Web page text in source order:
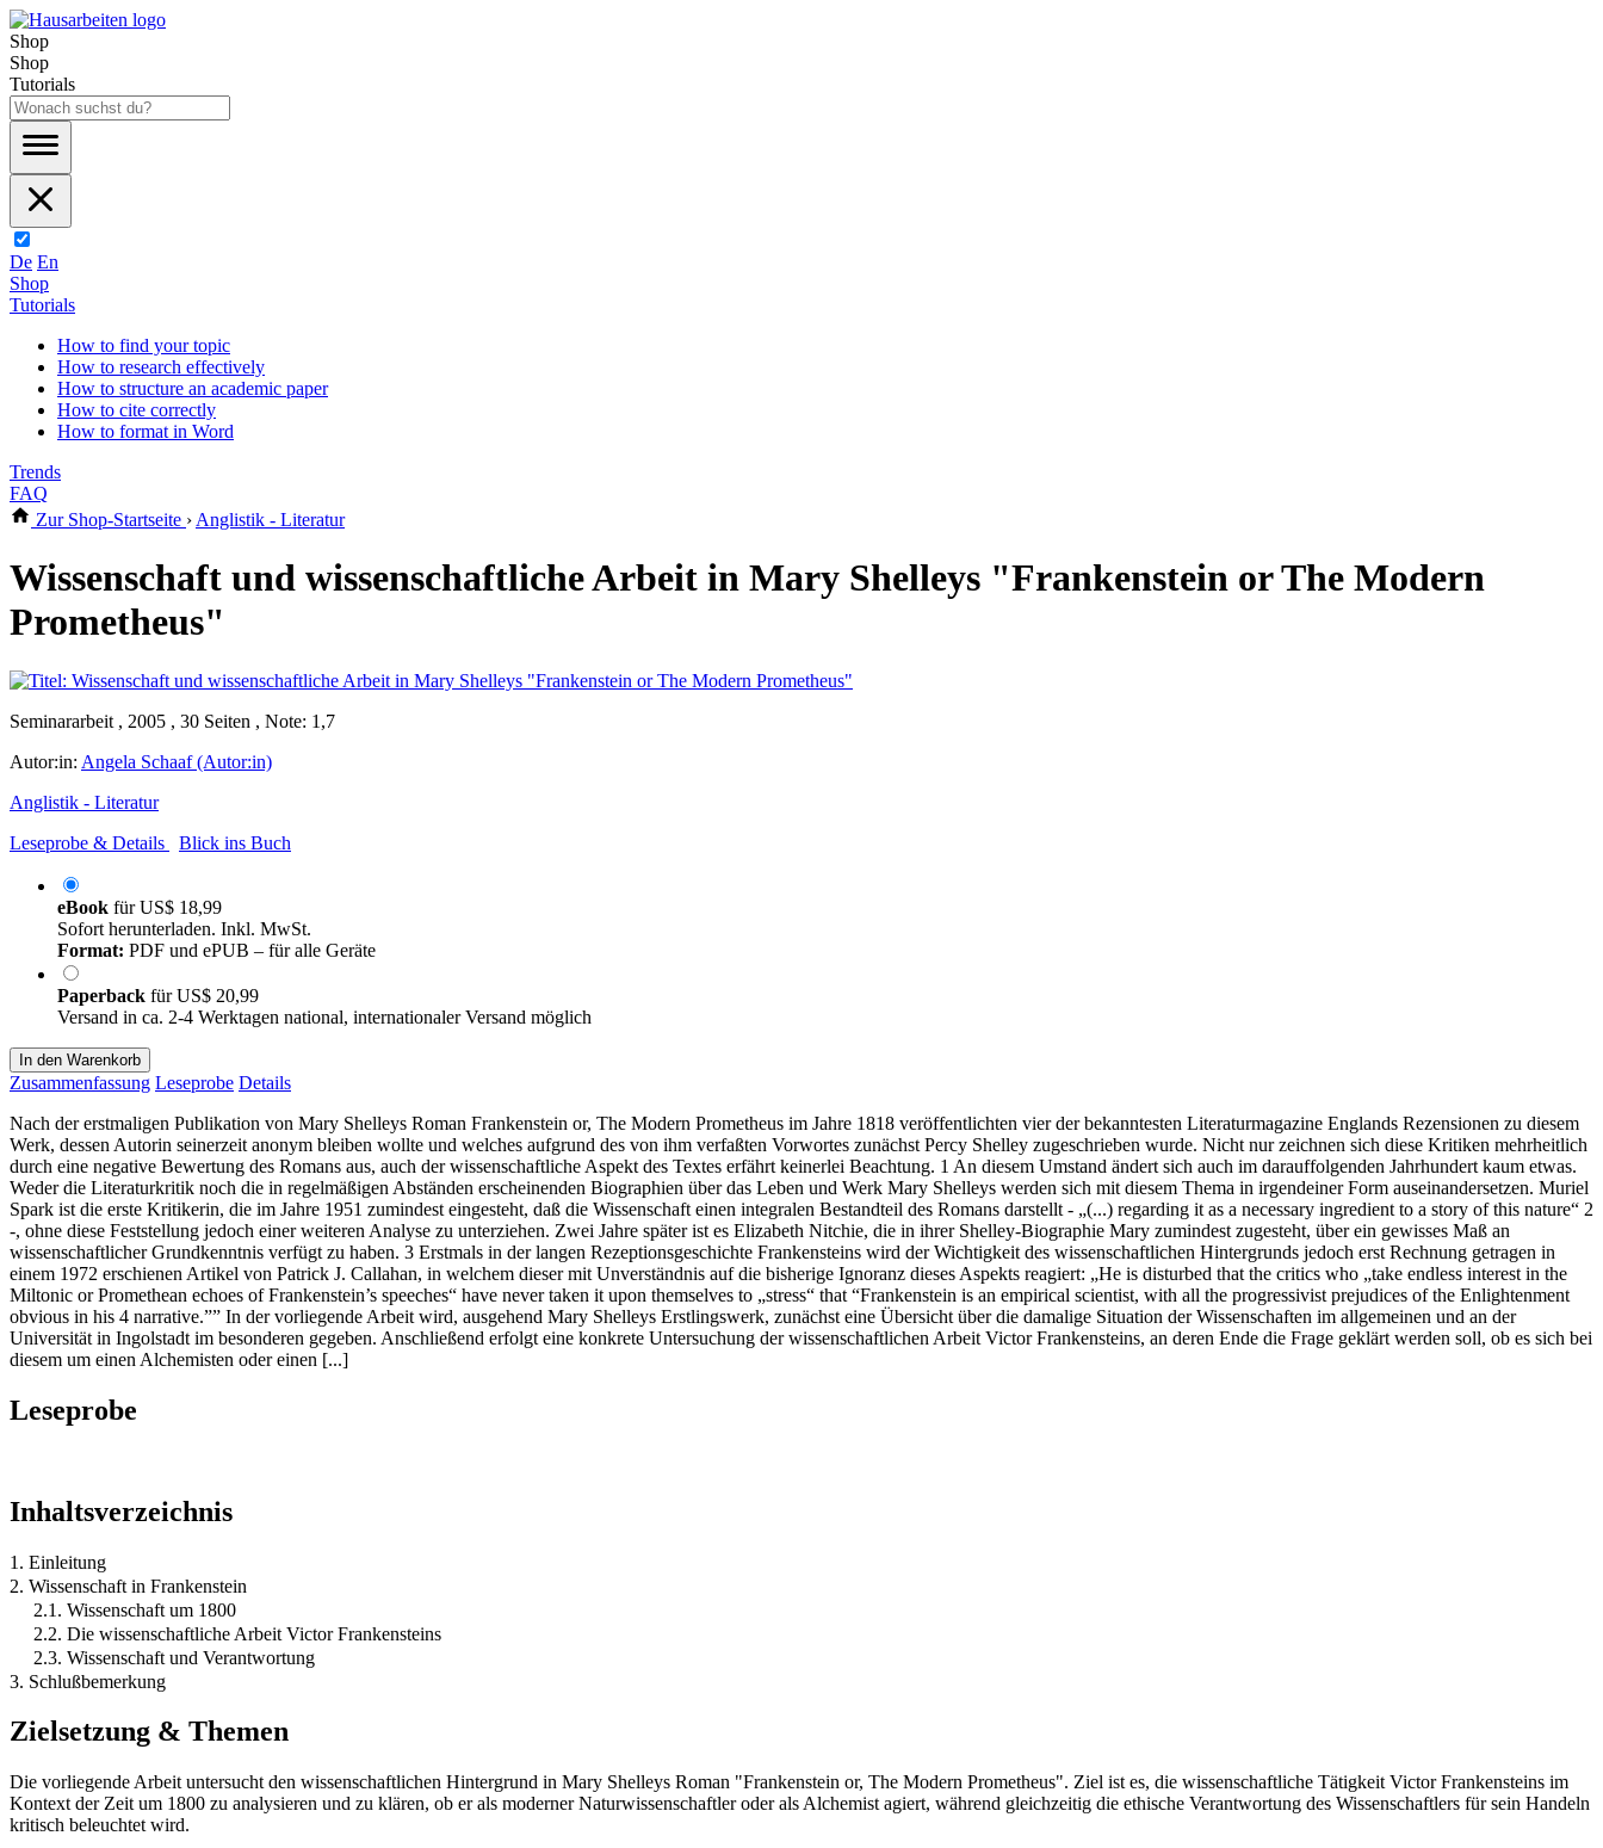
Shop
Shop
Tutorials
De En
Shop
Tutorials
How to find your topic
How to research effectively
How to structure an academic paper
How to cite correctly
How to format in Word
Trends
FAQ
Zur Shop-Startseite › Anglistik - Literatur
Wissenschaft und wissenschaftliche Arbeit in Mary Shelleys "Frankenstein or The Modern
Prometheus"
Seminararbeit , 2005 , 30 Seiten , Note: 1,7
Autor:in: Angela Schaaf (Autor:in)
Anglistik - Literatur
Leseprobe & Details
Blick ins Buch
eBook fürUS$ 18,99
Sofort herunterladen. Inkl. MwSt.
Format: PDF und ePUB – für alle Geräte
Paperback fürUS$ 20,99
Versand in ca. 2-4 Werktagen national, internationaler Versand möglich
In den Warenkorb
Zusammenfassung Leseprobe Details
Nach der erstmaligen Publikation von Mary Shelleys Roman Frankenstein or, The Modern Prometheus im Jahre 1818 veröffentlichten vier der bekanntesten Literaturmagazine Englands Rezensionen zu diesem
Werk, dessen Autorin seinerzeit anonym bleiben wollte und welches aufgrund des von ihm verfaßten Vorwortes zunächst Percy Shelley zugeschrieben wurde. Nicht nur zeichnen sich diese Kritiken mehrheitlich
durch eine negative Bewertung des Romans aus, auch der wissenschaftliche Aspekt des Textes erfährt keinerlei Beachtung. 1 An diesem Umstand ändert sich auch im darauffolgenden Jahrhundert kaum etwas.
Weder die Literaturkritik noch die in regelmäßigen Abständen erscheinenden Biographien über das Leben und Werk Mary Shelleys werden sich mit diesem Thema in irgendeiner Form auseinandersetzen. Muriel
Spark ist die erste Kritikerin, die im Jahre 1951 zumindest eingesteht, daß die Wissenschaft einen integralen Bestandteil des Romans darstellt - „(...) regarding it as a necessary ingredient to a story of this nature“ 2
-, ohne diese Feststellung jedoch einer weiteren Analyse zu unterziehen. Zwei Jahre später ist es Elizabeth Nitchie, die in ihrer Shelley-Biographie Mary zumindest zugesteht, über ein gewisses Maß an
wissenschaftlicher Grundkenntnis verfügt zu haben. 3 Erstmals in der langen Rezeptionsgeschichte Frankensteins wird der Wichtigkeit des wissenschaftlichen Hintergrunds jedoch erst Rechnung getragen in
einem 1972 erschienen Artikel von Patrick J. Callahan, in welchem dieser mit Unverständnis auf die bisherige Ignoranz dieses Aspekts reagiert: „He is disturbed that the critics who „take endless interest in the
Miltonic or Promethean echoes of Frankenstein’s speeches“ have never taken it upon themselves to „stress“ that “Frankenstein is an empirical scientist, with all the progressivist prejudices of the Enlightenment
obvious in his 4 narrative.”” In der vorliegende Arbeit wird, ausgehend Mary Shelleys Erstlingswerk, zunächst eine Übersicht über die damalige Situation der Wissenschaften im allgemeinen und an der
Universität in Ingolstadt im besonderen gegeben. Anschließend erfolgt eine konkrete Untersuchung der wissenschaftlichen Arbeit Victor Frankensteins, an deren Ende die Frage geklärt werden soll, ob es sich bei
diesem um einen Alchemisten oder einen [...]
Leseprobe
Inhaltsverzeichnis
1. Einleitung
2. Wissenschaft in Frankenstein
2.1. Wissenschaft um 1800
2.2. Die wissenschaftliche Arbeit Victor Frankensteins
2.3. Wissenschaft und Verantwortung
3. Schlußbemerkung
Zielsetzung & Themen
Die vorliegende Arbeit untersucht den wissenschaftlichen Hintergrund in Mary Shelleys Roman "Frankenstein or, The Modern Prometheus". Ziel ist es, die wissenschaftliche Tätigkeit Victor Frankensteins im
Kontext der Zeit um 1800 zu analysieren und zu klären, ob er als moderner Naturwissenschaftler oder als Alchemist agiert, während gleichzeitig die ethische Verantwortung des Wissenschaftlers für sein Handeln
kritisch beleuchtet wird.